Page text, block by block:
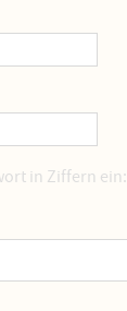
in Ziffern ein: